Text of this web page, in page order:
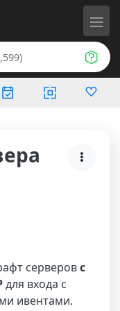
серверовс
для входа с
ивентами.